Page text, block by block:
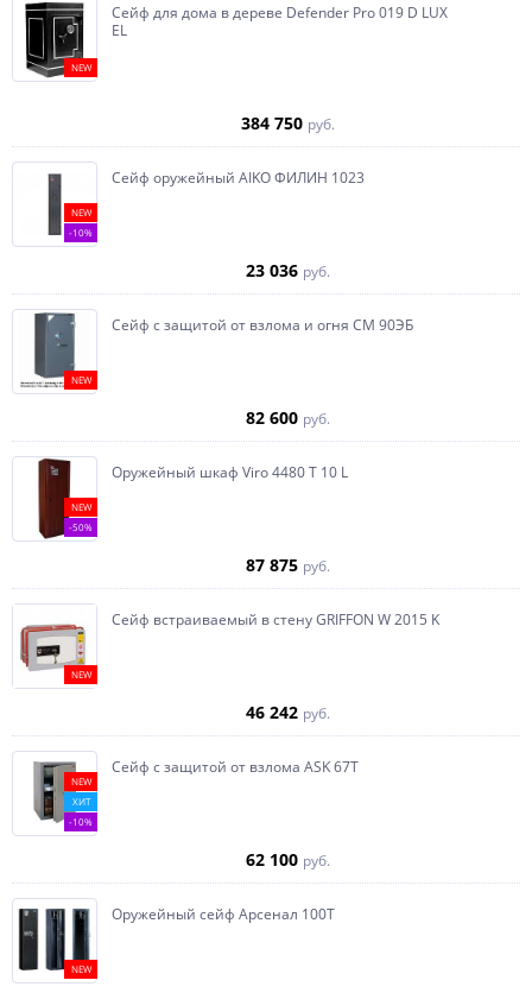
NEW
Сейф для дома в дереве Defender Pro 019 D LUX
EL
384 750 руб.
NEW
-10%
Сейф оружейный AIKO ФИЛИН 1023
23 036 руб.
NEW
Сейф с защитой от взлома и огня СМ 90ЭБ
82 600 руб.
NEW
-50%
Оружейный шкаф Viro 4480 T 10 L
87 875 руб.
NEW
Сейф встраиваемый в стену GRIFFON W 2015 K
46 242 руб.
NEW
ХИТ
-10%
Сейф с защитой от взлома ASK 67T
62 100 руб.
NEW
Оружейный сейф Арсенал 100Т